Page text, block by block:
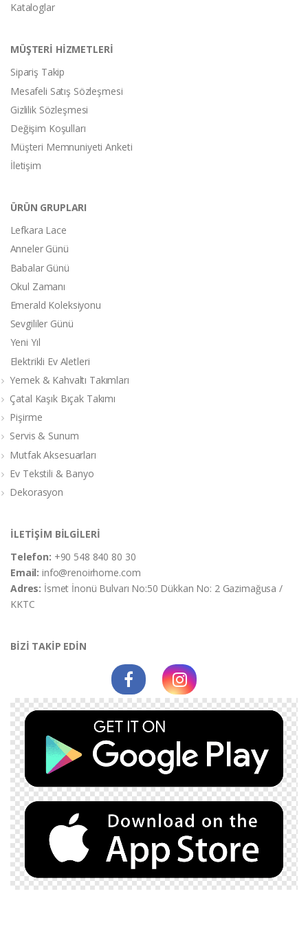
Kataloglar
MÜŞTERİ HİZMETLERİ
Sipariş Takip
Mesafeli Satış Sözleşmesi
Gizlilik Sözleşmesi
Değişim Koşulları
Müşteri Memnuniyeti Anketi
İletişim
ÜRÜN GRUPLARI
Lefkara Lace
Anneler Günü
Babalar Günü
Okul Zamanı
Emerald Koleksiyonu
Sevgililer Günü
Yeni Yıl
Elektrikli Ev Aletleri
Yemek & Kahvaltı Takımları
Çatal Kaşık Bıçak Takımı
Pişirme
Servis & Sunum
Mutfak Aksesuarları
Ev Tekstili & Banyo
Dekorasyon
İLETİŞİM BİLGİLERİ
Telefon: +90 548 840 80 30
Email:info@renoirhome.com
Adres: İsmet İnonü Bulvarı No:50 Dükkan No: 2 Gazimağusa /
KKTC
BİZİ TAKİP EDİN